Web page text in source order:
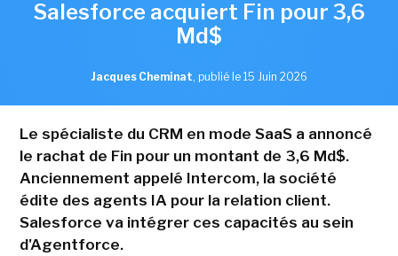
Salesforce acquiert Fin pour 3,6
Md$
Jacques Cheminat, publié le 15 Juin 2026
Le spécialiste du CRM en mode SaaS a annoncé
le rachat de Fin pour un montant de 3,6 Md$.
Anciennement appelé Intercom, la société
édite des agents IA pour la relation client.
Salesforce va intégrer ces capacités au sein
d'Agentforce.